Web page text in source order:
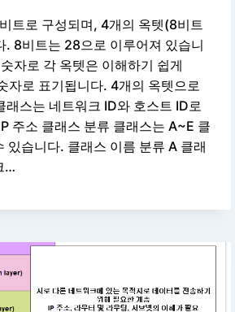
트로 구성되며, 4개의 옥텟(8비트
. 8비트는 28으로 이루어져 있습니
자로 각 옥텟은 이해하기 쉽게
자로 표기됩니다. 4개의 옥텟으로
래스는 네트워크 ID와 호스트 ID로
주소 클래스 분류 클래스는 A~E 클
있습니다. 클래스 이름 분류 A 클래
…